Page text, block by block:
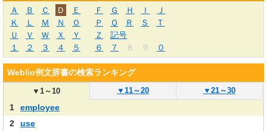
Ａ
Ｂ Ｃ Ｄ Ｅ Ｆ Ｇ Ｈ Ｉ
Ｊ
Ｋ
Ｌ Ｍ Ｎ Ｏ Ｐ Ｑ Ｒ Ｓ
Ｔ
Ｕ
Ｖ Ｗ Ｘ Ｙ Ｚ
記号
１
２ ３ ４ ５ ６ ７ ８ ９ ０
Weblio例文辞書の検索ランキング
▼1～10 ▼ 11～20 ▼ 21～30
1
employee
2
use